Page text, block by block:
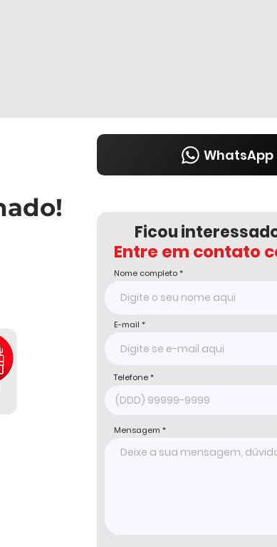
Ficou
Entre em contato
Nome completo
E-mail
Telefone
Mensagem
WhatsApp